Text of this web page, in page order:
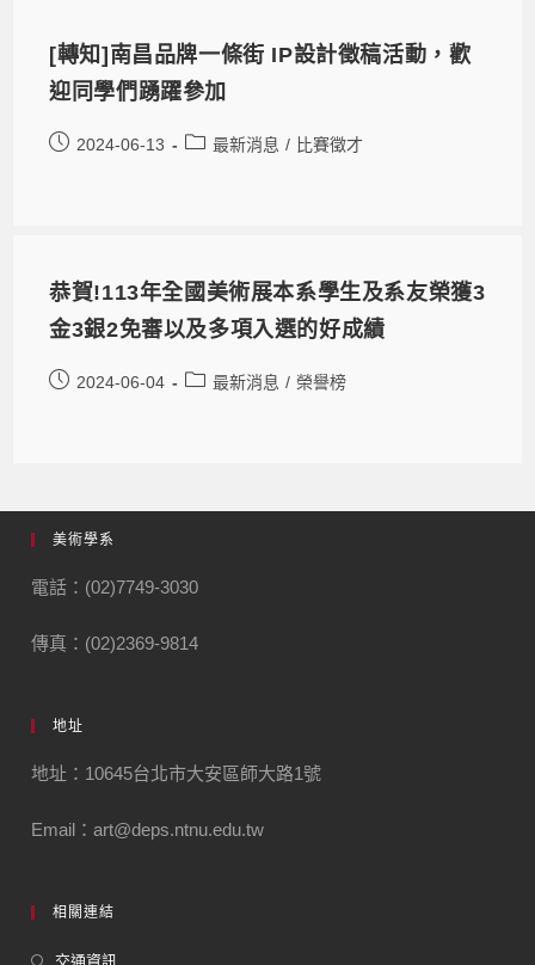
[轉知]南昌品牌一條街 IP設計徵稿活動，歡
迎同學們踴躍參加
2024-06-13 最新消息 / 比賽徵才
恭賀!113年全國美術展本系學生及系友榮獲3
金3銀2免審以及多項入選的好成績
2024-06-04 最新消息 / 榮譽榜
美術學系
電話：(02)7749-3030
傳真：(02)2369-9814
地址
地址：10645台北市大安區師大路1號
Email：art@deps.ntnu.edu.tw
相關連結
交通資訊